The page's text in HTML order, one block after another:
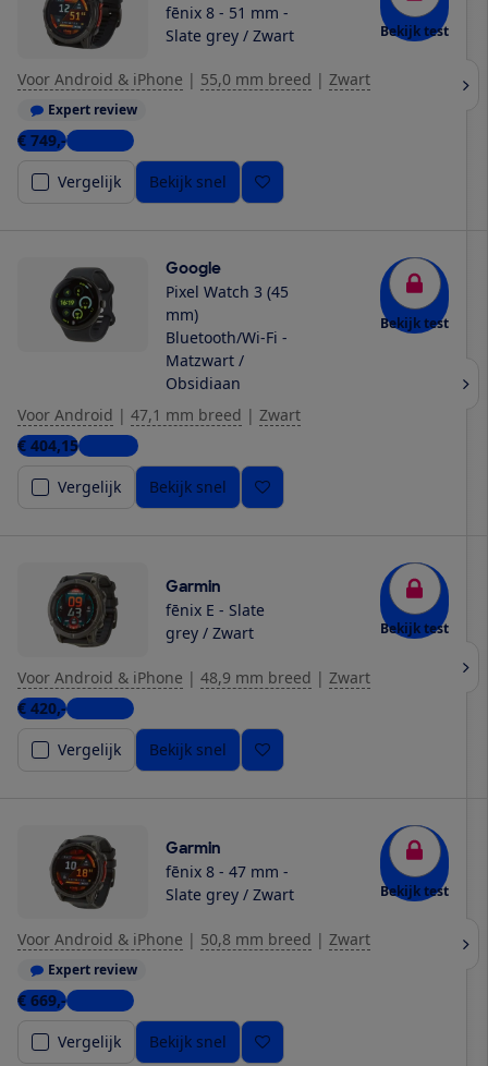
fēnix 8 - 51 mm -
Slate grey / Zwart
Bekijk test
Voor Android & iPhone | 55,0 mm breed | Zwart
Expert review
€ 749,-7 winkels
Vergelijk
Bekijk snel
Google
Pixel Watch 3 (45
mm)
Bluetooth/Wi-Fi -
Matzwart /
Obsidiaan
Bekijk test
Voor Android | 47,1 mm breed | Zwart
€ 404,151 winkel
Vergelijk
Bekijk snel
Garmin
fēnix E - Slate
grey / Zwart
Bekijk test
Voor Android & iPhone | 48,9 mm breed | Zwart
€ 420,-4 winkels
Vergelijk
Bekijk snel
Garmin
fēnix 8 - 47 mm -
Slate grey / Zwart
Bekijk test
Voor Android & iPhone | 50,8 mm breed | Zwart
Expert review
€ 669,-6 winkels
Vergelijk
Bekijk snel